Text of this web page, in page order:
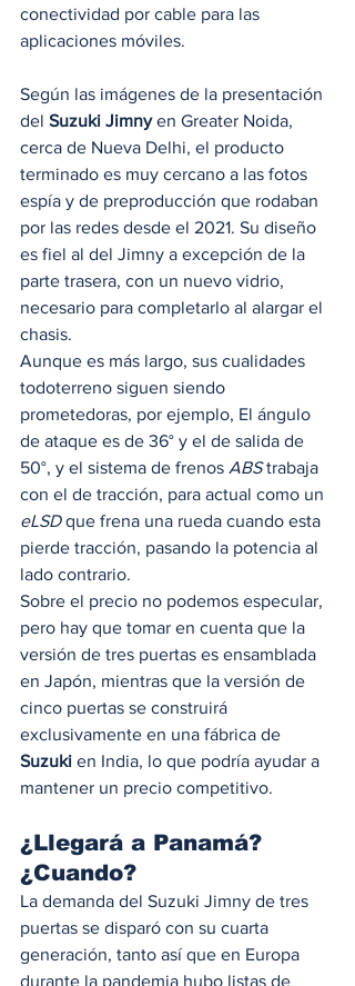
conectividad por cable para las
aplicaciones móviles.
Según las imágenes de la presentación
del Suzuki Jimny en Greater Noida,
cerca de Nueva Delhi, el producto
terminado es muy cercano a las fotos
espía y de preproducción que rodaban
por las redes desde el 2021. Su diseño
es fiel al del Jimny a excepción de la
parte trasera, con un nuevo vidrio,
necesario para completarlo al alargar el
chasis.
Aunque es más largo, sus cualidades
todoterreno siguen siendo
prometedoras, por ejemplo, El ángulo
de ataque es de 36° y el de salida de
50°, y el sistema de frenos ABS trabaja
con el de tracción, para actual como un
eLSD que frena una rueda cuando esta
pierde tracción, pasando la potencia al
lado contrario.
Sobre el precio no podemos especular,
pero hay que tomar en cuenta que la
versión de tres puertas es ensamblada
en Japón, mientras que la versión de
cinco puertas se construirá
exclusivamente en una fábrica de
Suzuki en India, lo que podría ayudar a
mantener un precio competitivo.
¿Llegará a Panamá?
¿Cuando?
La demanda del Suzuki Jimny de tres
puertas se disparó con su cuarta
generación, tanto así que en Europa
durante la pandemia hubo listas de